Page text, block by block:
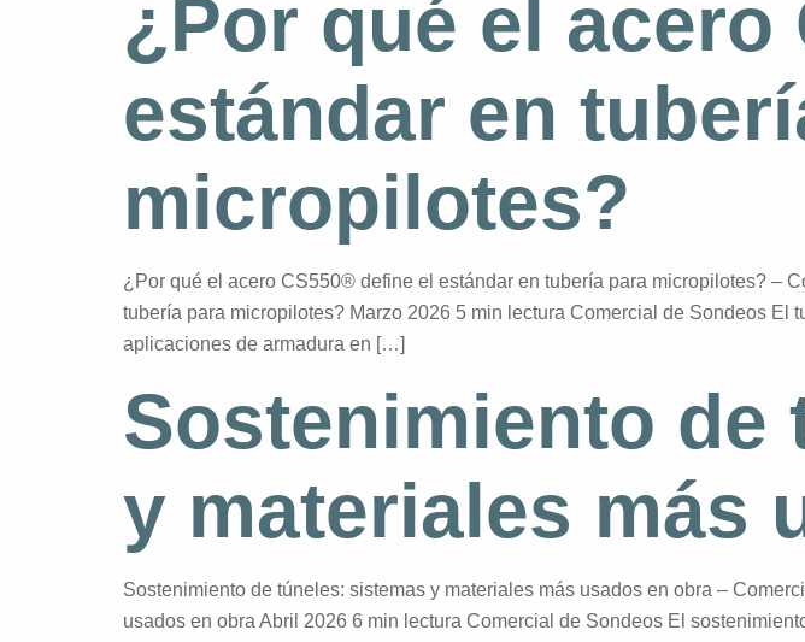
¿Por qué el acero
estándar en
micropilotes?
¿Por qué el acero CS550® define el estándar en tubería para micropilotes? –
tubería para micropilotes? Marzo 2026 5 min lectura Comercial de Sondeos
aplicaciones de armadura en […]
Sostenimiento de
y materiales más
Sostenimiento de túneles: sistemas y materiales más usados en obra –
usados en obra Abril 2026 6 min lectura Comercial de Sondeos El